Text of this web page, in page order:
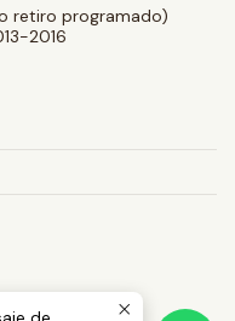
retiro programado)
2016